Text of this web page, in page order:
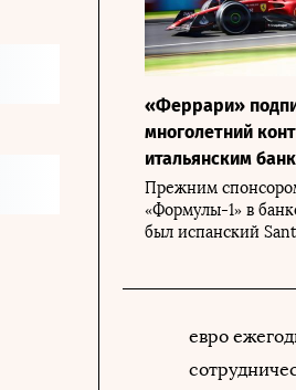
«Феррари»
многолетний
итальянским
Прежним
«Формулы-1» в
был испанский
евро